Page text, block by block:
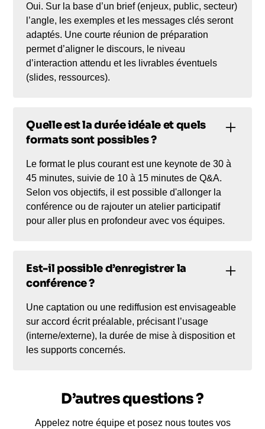
Oui. Sur la base d’un brief (enjeux, public, secteur)
l’angle, les exemples et les messages clés seront
adaptés. Une courte réunion de préparation
permet d’aligner le discours, le niveau
d’interaction attendu et les livrables éventuels
(slides, ressources).
Quelle est la durée idéale et quels
formats sont possibles ?
Le format le plus courant est une keynote de 30 à
45 minutes, suivie de 10 à 15 minutes de Q&A.
Selon vos objectifs, il est possible d'allonger la
conférence ou de rajouter un atelier participatif
pour aller plus en profondeur avec vos équipes.
Est-il possible d’enregistrer la
conférence ?
Une captation ou une rediffusion est envisageable
sur accord écrit préalable, précisant l’usage
(interne/externe), la durée de mise à disposition et
les supports concernés.
D’autres questions ?
Appelez notre équipe et posez nous toutes vos